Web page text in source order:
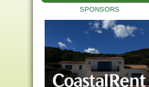
SPONSORS